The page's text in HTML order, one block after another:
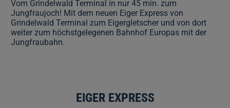
Vom Grindelwald Terminal in nur 45 min. zum
Jungfraujoch! Mit dem neuen Eiger Express von
Grindelwald Terminal zum Eigergletscher und von dort
weiter zum höchstgelegenen Bahnhof Europas mit der
Jungfraubahn.
EIGER EXPRESS